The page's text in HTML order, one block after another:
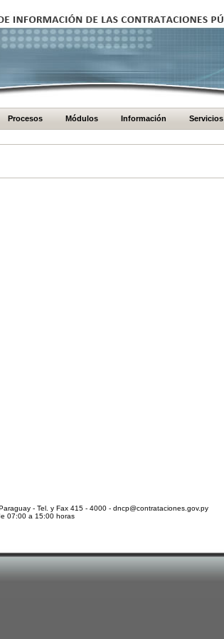
Procesos Módulos Información Servicios
- Tel. y Fax 415 - 4000 - dncp@contrataciones.gov.py
07:00 a 15:00 horas